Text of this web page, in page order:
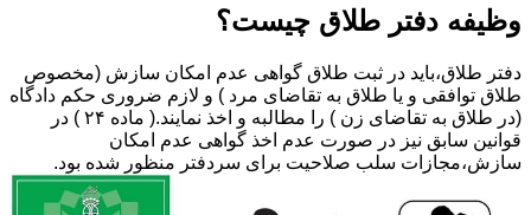
وظیفه دفتر طلاق چیست؟
دفتر طلاق،باید در ثبت طلاق گواهی عدم امکان سازش (مخصوص
طلاق توافقی و یا طلاق به تقاضای مرد ) و لازم ضروری حکم دادگاه
(در طلاق به تقاضای زن ) را مطالبه و اخذ نمایند.( ماده ۲۴ ) در
قوانین سابق نیز در صورت عدم اخذ گواهی عدم امکان
سازش،مجازات سلب صلاحیت برای سردفتر منظور شده بود.